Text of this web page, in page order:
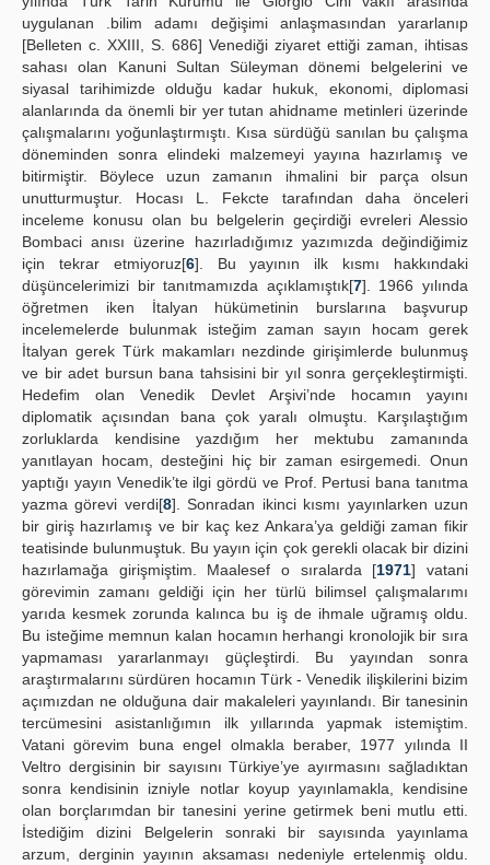
uygulanan .bilim adamı değişimi anlaşmasından yararlanıp
[Belleten c. XXIII, S. 686] Venediği ziyaret ettiği zaman, ihtisas
sahası olan Kanuni Sultan Süleyman dönemi belgelerini ve
siyasal tarihimizde olduğu kadar hukuk, ekonomi, diplomasi
alanlarında da önemli bir yer tutan ahidname metinleri üzerinde
çalışmalarını yoğunlaştırmıştı. Kısa sürdüğü sanılan bu çalışma
döneminden sonra elindeki malzemeyi yayına hazırlamış ve
bitirmiştir. Böylece uzun zamanın ihmalini bir parça olsun
unutturmuştur. Hocası L. Fekcte tarafından daha önceleri
inceleme konusu olan bu belgelerin geçirdiği evreleri Alessio
Bombaci anısı üzerine hazırladığımız yazımızda değindiğimiz
için tekrar etmiyoruz[6]. Bu yayının ilk kısmı hakkındaki
düşüncelerimizi bir tanıtmamızda açıklamıştık[7]. 1966 yılında
öğretmen iken İtalyan hükümetinin burslarına başvurup
incelemelerde bulunmak isteğim zaman sayın hocam gerek
İtalyan gerek Türk makamları nezdinde girişimlerde bulunmuş
ve bir adet bursun bana tahsisini bir yıl sonra gerçekleştirmişti.
Hedefim olan Venedik Devlet Arşivi’nde hocamın yayını
diplomatik açısından bana çok yaralı olmuştu. Karşılaştığım
zorluklarda kendisine yazdığım her mektubu zamanında
yanıtlayan hocam, desteğini hiç bir zaman esirgemedi. Onun
yaptığı yayın Venedik’te ilgi gördü ve Prof. Pertusi bana tanıtma
yazma görevi verdi[8]. Sonradan ikinci kısmı yayınlarken uzun
bir giriş hazırlamış ve bir kaç kez Ankara’ya geldiği zaman fikir
teatisinde bulunmuştuk. Bu yayın için çok gerekli olacak bir dizini
hazırlamağa girişmiştim. Maalesef o sıralarda [1971] vatani
görevimin zamanı geldiği için her türlü bilimsel çalışmalarımı
yarıda kesmek zorunda kalınca bu iş de ihmale uğramış oldu.
Bu isteğime memnun kalan hocamın herhangi kronolojik bir sıra
yapmaması yararlanmayı güçleştirdi. Bu yayından sonra
araştırmalarını sürdüren hocamın Türk - Venedik ilişkilerini bizim
açımızdan ne olduğuna dair makaleleri yayınlandı. Bir tanesinin
tercümesini asistanlığımın ilk yıllarında yapmak istemiştim.
Vatani görevim buna engel olmakla beraber, 1977 yılında II
Veltro dergisinin bir sayısını Türkiye’ye ayırmasını sağladıktan
sonra kendisinin izniyle notlar koyup yayınlamakla, kendisine
olan borçlarımdan bir tanesini yerine getirmek beni mutlu etti.
İstediğim dizini Belgelerin sonraki bir sayısında yayınlama
arzum, derginin yayının aksaması nedeniyle ertelenmiş oldu.